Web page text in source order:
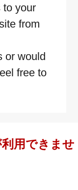
to your
from
or would
free to
用できませ